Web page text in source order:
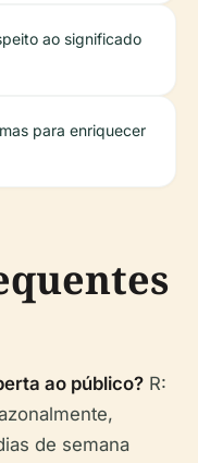
ao significado
para enriquecer
ao público? R:
de semana